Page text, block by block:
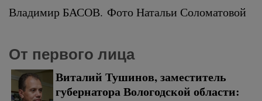
Владимир БАСОВ. Фото Натальи Соломатовой
От первого лица
Виталий Тушинов, заместитель
губернатора Вологодской области: